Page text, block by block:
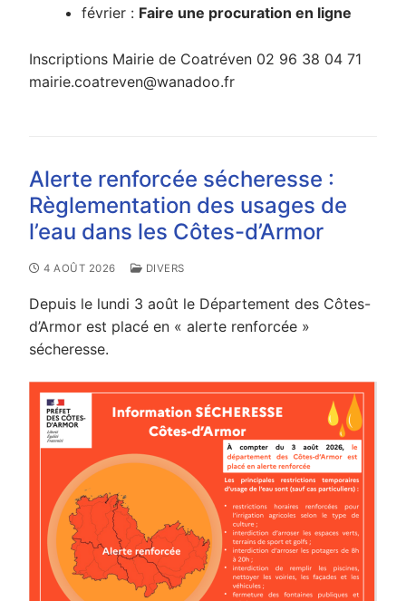
février : Faire une procuration en ligne
Inscriptions Mairie de Coatréven 02 96 38 04 71
mairie.coatreven@wanadoo.fr
Alerte renforcée sécheresse :
Règlementation des usages de
l’eau dans les Côtes-d’Armor
4 AOÛT 2026 DIVERS
Depuis le lundi 3 août le Département des Côtes-
d’Armor est placé en « alerte renforcée »
sécheresse.